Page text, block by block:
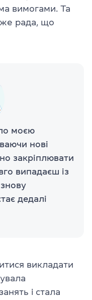
вимогами. Та
рада, що
моєю
нові
закріплювати
випадаєш із
дедалі
викладати
і стала